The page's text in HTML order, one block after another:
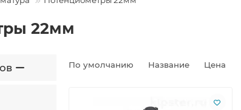
22мм
По умолчанию Название Цена